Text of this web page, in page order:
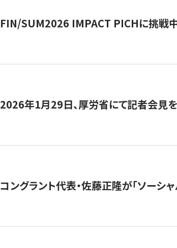
FIN/SUM2026 IMPACT PICHに挑戦中
2026年1月29日、厚労省にて記者会見を
コングラント代表・佐藤正隆が「ソーシ